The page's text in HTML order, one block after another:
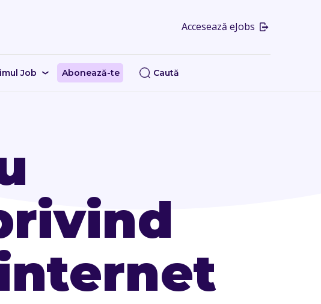
Accesează eJobs
Job Abonează-te Caută